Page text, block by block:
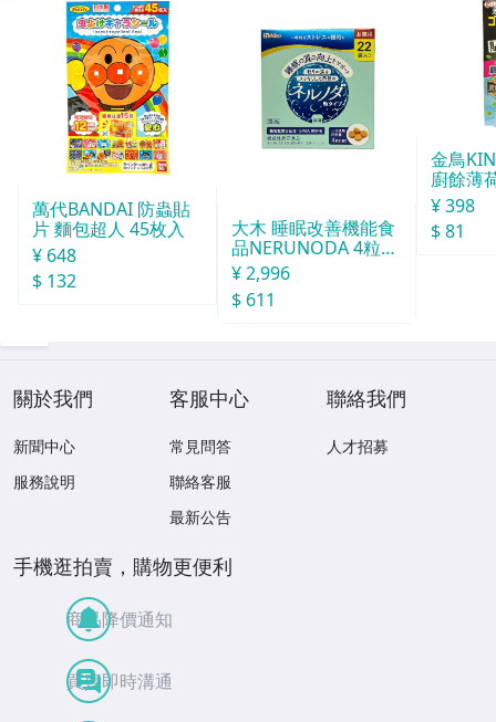
萬代BANDAI 防蟲貼
片 麵包超人 45枚入
¥ 648
$ 132
大木 睡眠改善機能食
品NERUNODA 4粒22
袋
¥ 2,996
$ 611
金鳥
廚餘薄
30天分
¥ 398
$ 81
關於我們
新聞中心
服務說明
客服中心
常見問答
聯絡客服
最新公告
聯絡我們
人才招募
手機逛拍賣，購物更便利
商品降價通知
買賣即時溝通